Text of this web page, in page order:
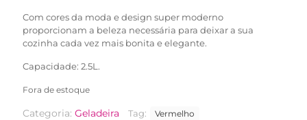
Com cores da moda e design super moderno
proporcionam a beleza necessária para deixar a sua
cozinha cada vez mais bonita e elegante.
Capacidade: 2.5L.
Fora de estoque
Categoria: Geladeira Tag: Vermelho